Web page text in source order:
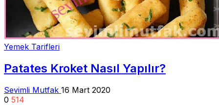
Yemek Tarifleri
Patates Kroket Nasıl Yapılır?
Sevimli Mutfak 16 Mart 2020
0 514